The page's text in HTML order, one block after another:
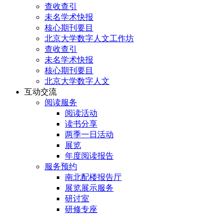
查收查引
未名学术快报
核心期刊要目
北京大学数字人文工作坊
查收查引
未名学术快报
核心期刊要目
北京大学数字人文
互动交流
阅读服务
阅读活动
读书分享
两季一日活动
展览
年度阅读报告
服务预约
南北配楼报告厅
展览展示服务
研讨室
研修专座